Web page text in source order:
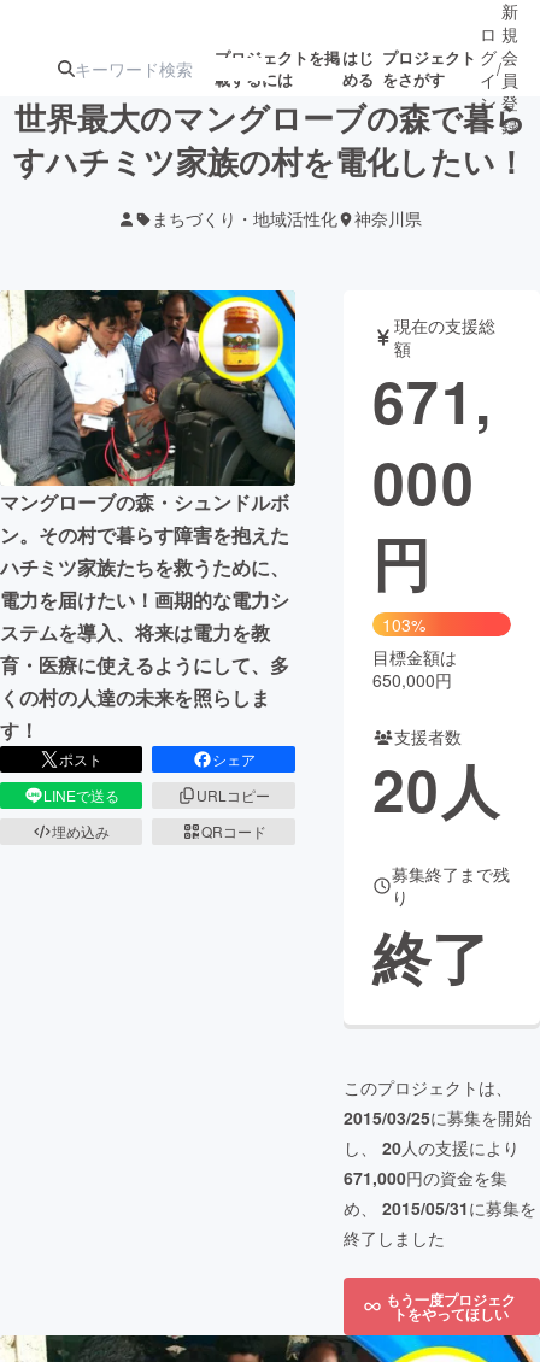
プロジェクトを掲
載するには
はじ
める
プロジェクト
をさがす
ターン
注目の新着プロ
ジェクト
募集終了が近いプ
ロジェクト
アート・写真 音楽
テクノロジー・ガジェット ゲーム・サ
映像・映画
ビジネス・起業
まちづくり・地域活性化
CAMPFIRE for Social Good
CAMPFIRE Creation
CAMPFIREふるさと納税
コミュニティ
ロ
グ
イ
ン
/
新
規
会
員
登
録
世界最大のマングローブの森で暮ら
すハチミツ家族の村を電化したい！
まちづくり・地域活性化 神奈川県
マングローブの森・シュンドルボ
ン。その村で暮らす障害を抱えた
ハチミツ家族たちを救うために、
電力を届けたい！画期的な電力シ
ステムを導入、将来は電力を教
育・医療に使えるようにして、多
くの村の人達の未来を照らしま
す！
ポスト
シェア
LINEで送る
URLコピー
埋め込み
QRコード
現在の支援総
額
671,
000
円
103%
目標金額は
650,000円
支援者数
20人
募集終了まで残
り
終了
このプロジェクトは、
2015/03/25に募集を開始
し、 20人の支援により
671,000円の資金を集
め、 2015/05/31に募集を
終了しました
もう一度プロジェク
トをやってほしい